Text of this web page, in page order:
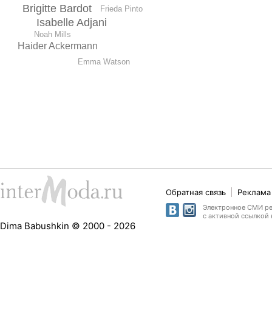
Brigitte Bardot
Isabelle Adjani
Haider Ackermann
Noah Mills
Frieda Pinto
Emma Watson
Dima Babushkin © 2000 - 2026
Обратная связь
Электронное СМИ
с активной ссылкой